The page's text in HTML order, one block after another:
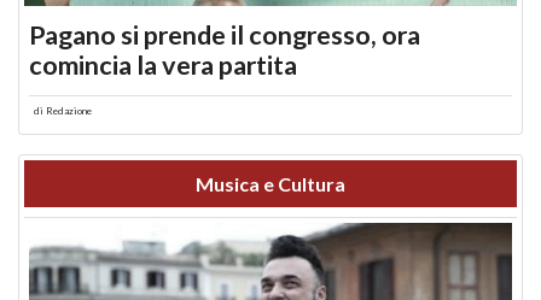
Pagano si prende il congresso, ora
comincia la vera partita
di Redazione
Musica e Cultura